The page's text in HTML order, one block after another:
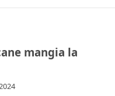
mangia la